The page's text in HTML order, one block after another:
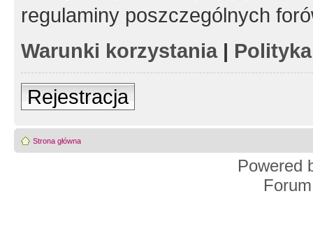
regulaminy poszczególnych
Warunki korzystania|
Rejestracja
Strona główna
Powered